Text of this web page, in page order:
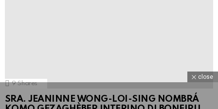
9 Shares
SRA. JEANINNE WONG-LOI-SING NOMBRÁ
close